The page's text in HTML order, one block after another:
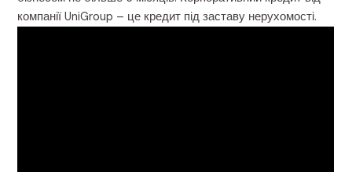
компанії UniGroup – це кредит під заставу нерухомості.